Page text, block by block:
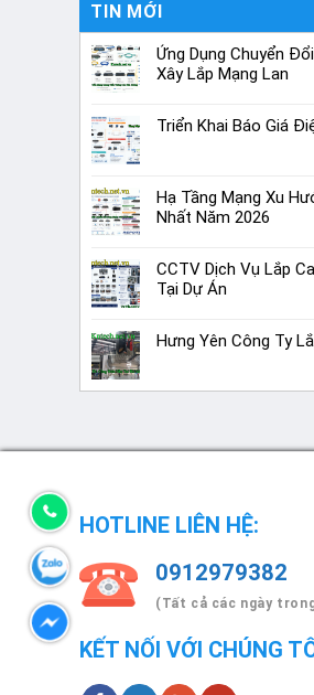
TIN MỚI
Ứng Dụng Chuyển
Xây Lắp Mạng Lan
Triển Khai Báo Giá
Hạ Tầng Mạng Xu
Nhất Năm 2026
CCTV Dịch Vụ Lắp
Tại Dự Án
Hưng Yên Công Ty
HOTLINE LIÊN HỆ:
0912979382
(Tất cả các ngày
KẾT NỐI VỚI CHÚNG